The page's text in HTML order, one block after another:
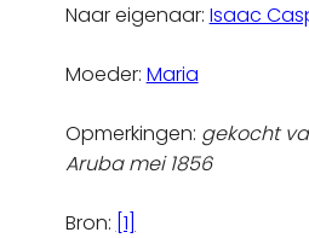
Naar eigenaar: Isaac
Moeder: Maria
Opmerkingen: gekocht
Aruba mei 1856
Bron: [1]